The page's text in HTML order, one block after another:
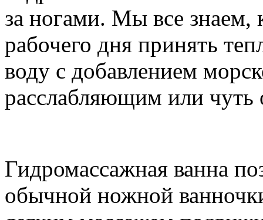
за ногами. Мы все знаем,
рабочего дня принять
воду с добавлением
расслабляющим или
Гидромассажная ванна
обычной ножной